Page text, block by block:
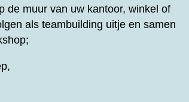
de muur van uw kantoor, winkel of
als teambuilding uitje en samen